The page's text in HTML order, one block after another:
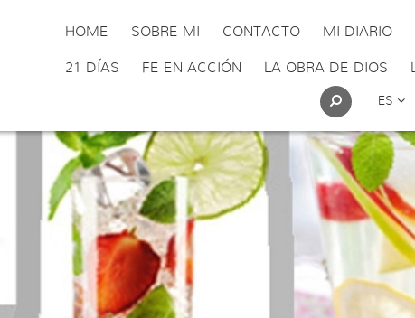
HOME SOBRE MI CONTACTO MI DIARIO
21 DÍAS FE EN ACCIÓN LA OBRA DE DIOS
ES